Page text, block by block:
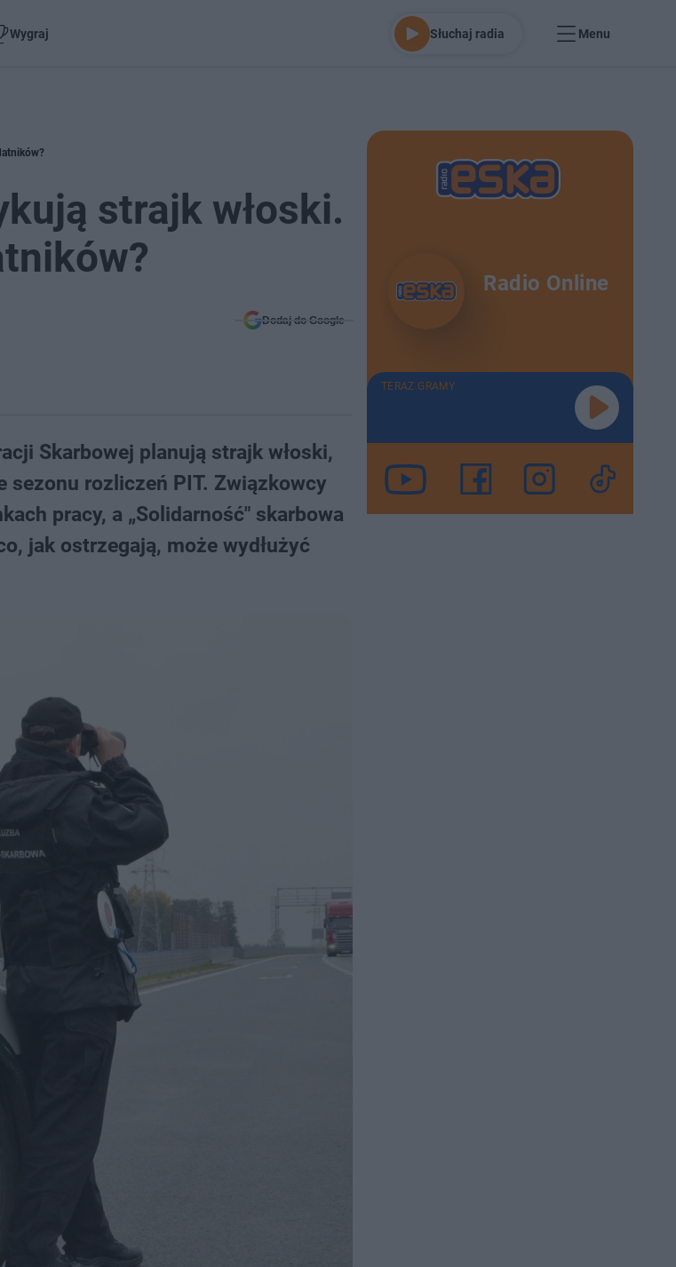
Wygraj Słuchaj radia Menu
strajk włoski.
Dodaj do Google
Skarbowej planują strajk włoski,
rozliczeń PIT. Związkowcy
pracy, a „Solidarność" skarbowa
jak ostrzegają, może wydłużyć
Radio Online
TERAZ GRAMY